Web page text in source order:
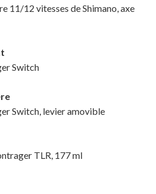
11/12 vitesses de Shimano, axe
Switch
Switch, levier amovible
TLR, 177 ml